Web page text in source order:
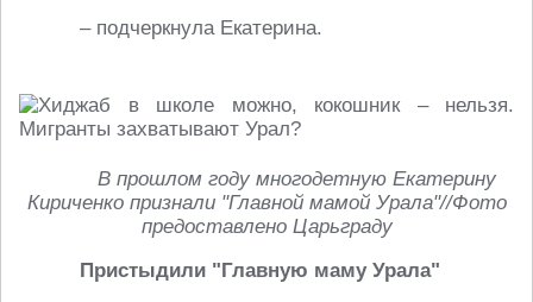
– подчеркнула Екатерина.
В прошлом году многодетную Екатерину
Кириченко признали "Главной мамой Урала"//Фото
предоставлено Царьграду
Пристыдили "Главную маму Урала"